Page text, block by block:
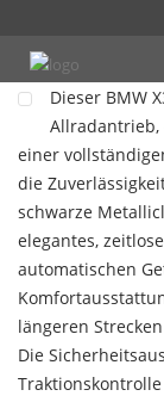
Dieser BMW
Allradantrieb,
einer
die
schwarze
elegantes,
automatischen
längeren
Die